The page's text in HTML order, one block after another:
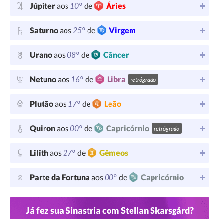
Júpiteraos 10° de Áries
Saturnoaos25° de Virgem
Uranoaos08° de Câncer
Netunoaos 16° de Libra retrógrado
Plutãoaos 17° de Leão
Quironaos00° de Capricórnio retrógrado
Lilithaos27° de Gêmeos
Parte da Fortuna aos00° de Capricórnio
Já fez sua Sinastria com Stellan Skarsgård?